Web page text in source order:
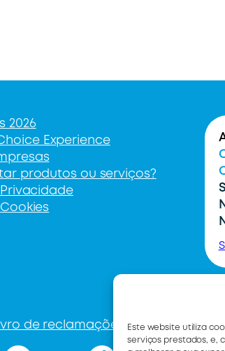
Este website utiliza
serviços prestados, e,
2026
Experience
produtos ou serviços?
de reclamações